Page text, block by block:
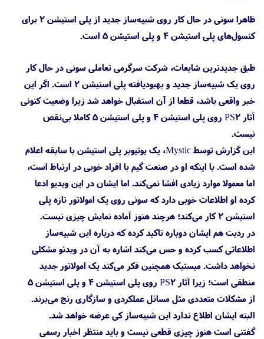
ظاهرا سونی در حال کار روی شبیه‌ساز جدید از پلی استیشن 2 برای
کنسول‌های پلی استیشن 4 و پلی استیشن 5 است.
طبق جدیدترین شایعات، شرکت سرگرمی تعاملی سونی در حال کار
روی یک شبیه‌ساز جدید و بهبودیافته پلی استیشن 2 است. اگر این
خبر واقعی باشد، قطعا از آن استقبال خواهد شد زیرا وضعیت کنونی
آثار PS2 روی پلی استیشن 4 و پلی استیشن 5 کاملا بی‌نقص
نیست.
این گزارش توسط Mystic، یک یوتیوبر پلی استیشن با سابقه اعلام
شده است. با اینکه او در صنعت گیم با افراد خوبی در ارتباط است،
اما معمولا موارد زیادی افشا نمی‌کند. اما ایشان در این ویدیو ادعا
کرده او اطلاعات خوبی دارد که سونی روی یک امولاتور تازه پلی
استیشن 2 کار می‌کند؛ هرچند هنوز آماده نمایش چیزی نیست.
در ردیت هم ایشان دوباره تاکید کرده که درباره این شبیه‌ساز
اطلاعاتی کسب کرده و حس می‌کند اشاره به آن در ویدئو مشکلی
نخواهد داشت. میستیک همچنین فکر می‌کند یک امولاتور جدید
منطقی است؛ زیرا آثار PS2 روی پلی استیشن 4 و پلی استیشن 5
از مشکلات متعددی مثل مسائل عملکردی و سازگاری رنج می‌برند.
البته ایشان اطلاع ندارد این شبیه‌ساز کی عرضه خواهد شد.
گفتنی است هنوز چیزی قطعی نیست و باید منتظر اخبار رسمی